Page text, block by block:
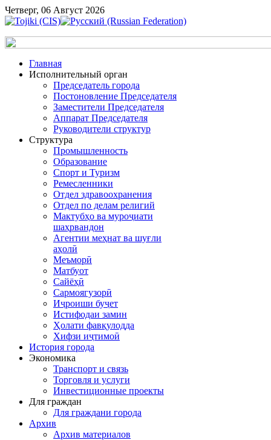
Четверг, 06 Август 2026
Главная
Исполнительный орган
Председатель города
Постоновление Председателя
Заместители Председателя
Аппарат Председателя
Руководители структур
Структура
Промышленность
Образование
Спорт и Туризм
Ремесленники
Отдел здравоохранения
Отдел по делам религий
Мактубҳо ва муроҷиати
шаҳрвандон
Агентии меҳнат ва шуғли
аҳолӣ
Меъморӣ
Матбуот
Сайёҳӣ
Сармоягузорӣ
Иҷроиши буҷет
Истифодаи замин
Ҳолати фавқулодда
Хифзи иҷтимоӣ
История города
Экономика
Транспорт и связь
Торговля и услуги
Инвестиционные проекты
Для граждан
Для граждани города
Архив
Архив материалов